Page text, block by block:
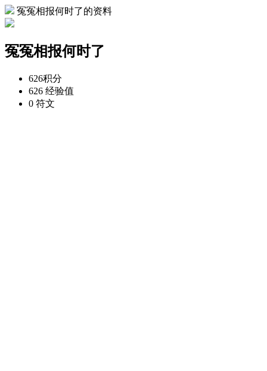
冤冤相报何时了的资料
冤冤相报何时了
626积分
626 经验值
0 符文